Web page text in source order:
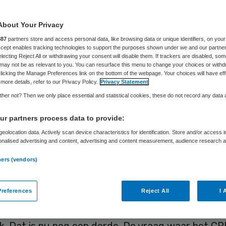
van de zorg lopen naar verwachting de
hard op. Het Centraal Planbureau (CPB), een
van het kabinet, verwacht dat de kosten voor
zo’n 18 procent van het bruto binnenlands
Dat is bijna een verdubbeling afgezet
stijging vindt volgens het onderzoek plaats in
zorg, mede doordat de samenleving vergrijst.
Your Privacy
partners store and access personal data, like browsing data or unique identifiers, on your
enables tracking technologies to support the purposes shown under we and our
Reject All or withdrawing your consent will disable them. If trackers are disabled,
not be as relevant to you. You can resurface this menu to change your choices or
the Manage Preferences link on the bottom of the webpage. Your choices will have
details, refer to our Privacy Policy. Privacy Statement
not? Then we only place essential and statistical cookies, these do not record any data
partners process data to provide:
data. Actively scan device characteristics for identification. Store and/or access
advertising and content, advertising and content measurement, audience research
(vendors)
Reject All I